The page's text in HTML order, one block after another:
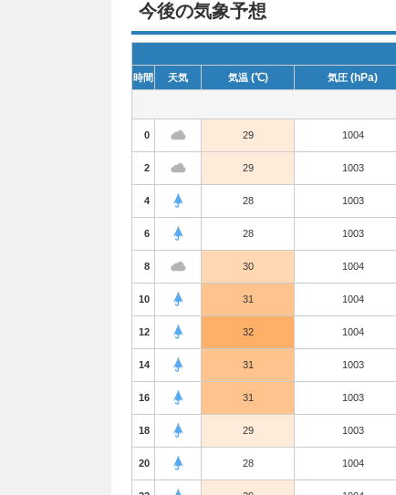
今後の気象予想
時間 天気 気温 (℃) 気圧 (hPa)
0 29 1004
2 29 1003
4 28 1003
6 28 1003
8 30 1004
10 31 1004
12 32 1004
14 31 1003
16 31 1003
18 29 1003
20 28 1004